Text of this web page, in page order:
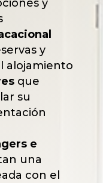
y
y
alojamiento
que
su
e
una
con el